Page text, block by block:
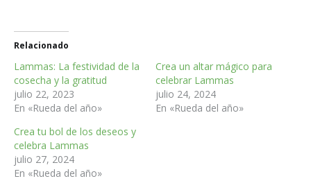
Relacionado
Lammas: La festividad de la
cosecha y la gratitud
julio 22, 2023
En «Rueda del año»
Crea un altar mágico para
celebrar Lammas
julio 24, 2024
En «Rueda del año»
Crea tu bol de los deseos y
celebra Lammas
julio 27, 2024
En «Rueda del año»